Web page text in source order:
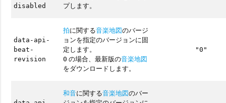
disabled
プします。
data-api-
beat-
revision
拍に関する音楽地図のバージ
ョンを指定のバージョンに固
定します。
0 の場合、最新版の音楽地図
をダウンロードします。
"0"
和音に関する音楽地図のバー